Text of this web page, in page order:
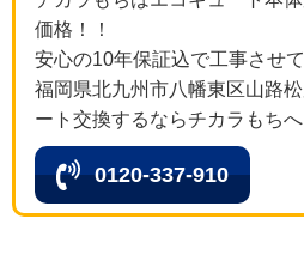
価格！！
安心の10年保証込で工事させ
福岡県北九州市八幡東区山路
ート交換するならチカラもちへ
0120-337-910